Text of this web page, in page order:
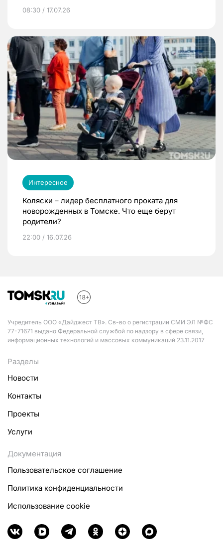
08:30 / 17.07.26
Интересное
Коляски – лидер бесплатного проката для
новорожденных в Томске. Что еще берут
родители?
22:00 / 16.07.26
Учредитель ООО «Дайджест ТВ». Св-во о регистрации СМИ ЭЛ №ФС
77-71671 выдано Федеральной службой по надзору в сфере связи,
информационных технологий и массовых коммуникаций 23.11.2017
Разделы
Новости
Контакты
Проекты
Услуги
Документация
Пользовательское соглашение
Политика конфиденциальности
Использование cookie